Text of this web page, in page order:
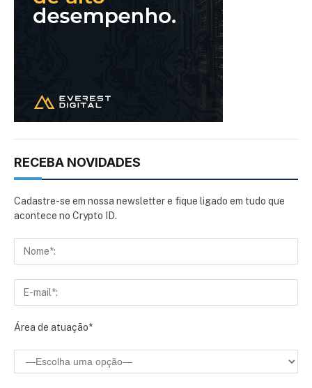
RECEBA NOVIDADES
Cadastre-se em nossa newsletter e fique ligado em tudo que
acontece no Crypto ID.
Área de atuação*